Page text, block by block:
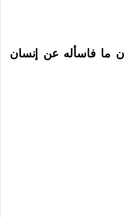
ما فاسأله عن إنسان